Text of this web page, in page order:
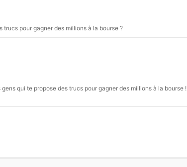
trucs pour gagner des millions à la bourse ?
qui te propose des trucs pour gagner des millions à la bourse !